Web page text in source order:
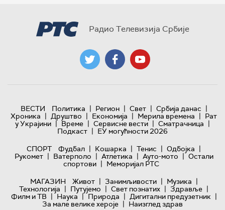
Радио Телевизија Србије
ВЕСТИ Политика | Регион | Свет | Србија данас |
Хроника | Друштво | Економија | Мерила времена | Рат
у Украјини | Време | Сервисне вести | Сматрачница |
Подкаст | ЕУ могућности 2026
СПОРТ
Фудбал | Кошарка | Тенис | Одбојка |
Рукомет | Ватерполо | Атлетика | Ауто-мото | Остали
спортови | Меморијал РТС
МАГАЗИН
Живот | Занимљивости | Музика |
Технологијa | Путујемо | Свет познатих | Здравље |
Филм и ТВ | Наука | Природа | Дигитални предузетник |
За мале велике хероје | Наизглед здрав